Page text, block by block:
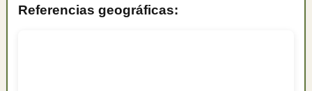
Referencias geográficas: